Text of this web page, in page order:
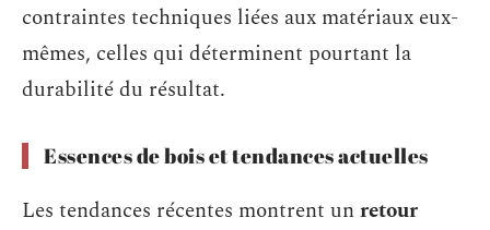
contraintes techniques liées aux matériaux eux-
mêmes, celles qui déterminent pourtant la
durabilité du résultat.
Essences de bois et tendances actuelles
Les tendances récentes montrent unretour